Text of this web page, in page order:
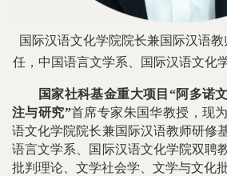
国际汉语文化学院院长兼国际汉语
任，中国语言文学系、国际汉语文化
国家社科基金重大项目“阿多诺
注与研究”首席专家朱国华教授，现
语文化学院院长兼国际汉语教师研修
语言文学系、国际汉语文化学院双聘
批判理论、文学社会学、文学与文化批